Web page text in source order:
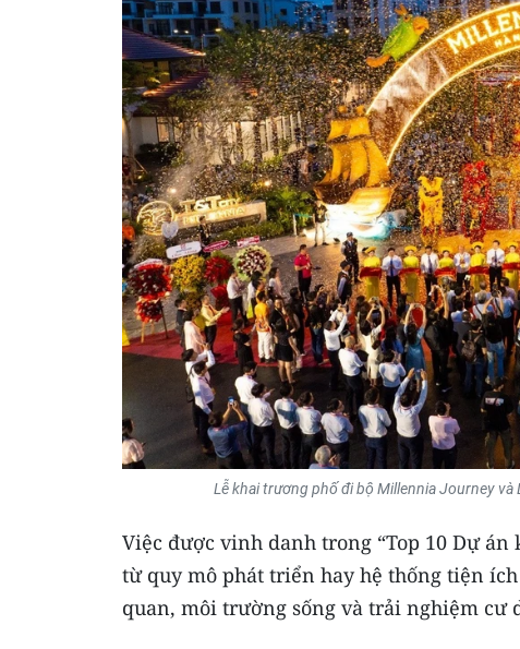
Lễ khai trương phố đi bộ Millennia Journey
Việc được vinh danh trong “Top 10 Dự
từ quy mô phát triển hay hệ thống tiện
quan, môi trường sống và trải nghiệm cư